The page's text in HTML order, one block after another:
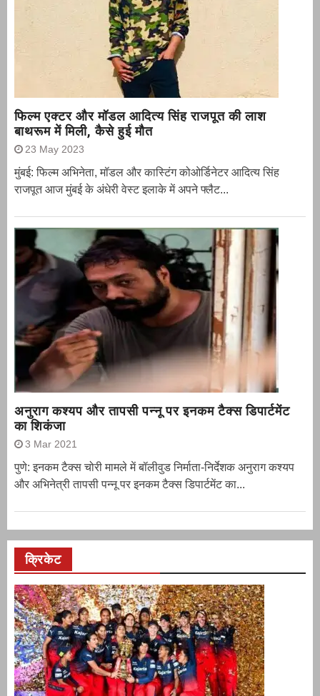
फिल्म एक्टर और मॉडल आदित्य सिंह राजपूत की लाश
बाथरूम में मिली, कैसे हुई मौत
23 May 2023
मुंबई: फिल्म अभिनेता, मॉडल और कास्टिंग कोओर्डिनेटर आदित्य सिंह
राजपूत आज मुंबई के अंधेरी वेस्ट इलाके में अपने फ्लैट...
अनुराग कश्यप और तापसी पन्नू पर इनकम टैक्स डिपार्टमेंट
का शिकंजा
3 Mar 2021
पुणे: इनकम टैक्स चोरी मामले में बॉलीवुड निर्माता-निर्देशक अनुराग कश्यप
और अभिनेत्री तापसी पन्नू पर इनकम टैक्स डिपार्टमेंट का...
क्रिकेट